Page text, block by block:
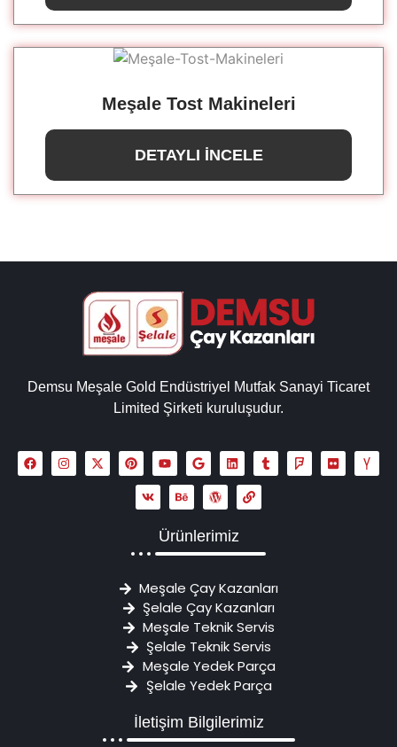
Meşale Tost Makineleri
DETAYLI İNCELE
Demsu Meşale Gold Endüstriyel Mutfak Sanayi Ticaret
Limited Şirketi kuruluşudur.
Ürünlerimiz
Meşale Çay Kazanları
Şelale Çay Kazanları
Meşale Teknik Servis
Şelale Teknik Servis
Meşale Yedek Parça
Şelale Yedek Parça
İletişim Bilgilerimiz